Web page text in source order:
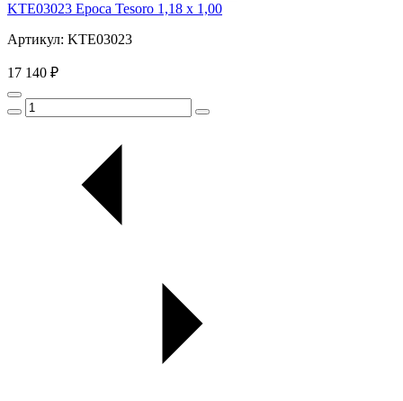
KTE03023 Epoca Tesoro 1,18 x 1,00
Артикул: KTE03023
17 140 ₽